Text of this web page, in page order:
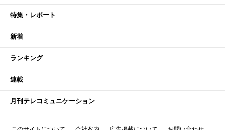
特集・レポート
新着
ランキング
連載
月刊テレコミュニケーション